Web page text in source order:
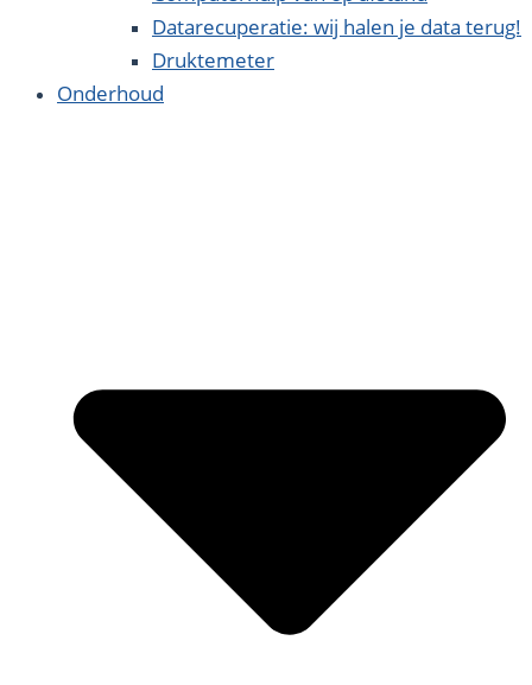
Datarecuperatie: wij halen je data terug!
Druktemeter
Onderhoud